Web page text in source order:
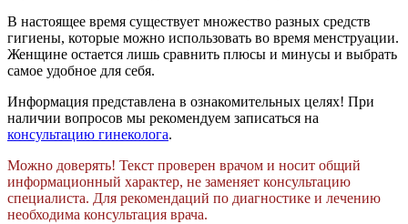
В настоящее время существует множество разных средств
гигиены, которые можно использовать во время менструации.
Женщине остается лишь сравнить плюсы и минусы и выбрать
самое удобное для себя.
Информация представлена в ознакомительных целях! При
наличии вопросов мы рекомендуем записаться на
консультацию гинеколога.
Можно доверять! Текст проверен врачом и носит общий
информационный характер, не заменяет консультацию
специалиста. Для рекомендаций по диагностике и лечению
необходима консультация врача.